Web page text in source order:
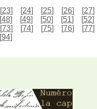
[23] [24] [25] [26] [27]
[48] [49] [50] [51] [52]
[73] [74] [75] [76] [77]
[94]